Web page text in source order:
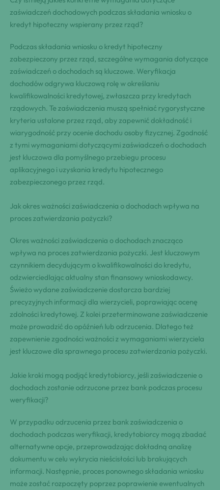
zaświadczeń dochodowych podczas składania wniosku o
kredyt hipoteczny wspierany przez rząd?
Podczas składania wniosku o kredyt hipoteczny
zabezpieczony przez rząd, szczególne wymagania dotyczące
zaświadczeń o dochodach są kluczowe. Weryfikacja
dochodów odgrywa kluczową rolę w określaniu
kwalifikowalności kredytowej, zwłaszcza przy kredytach
rządowych. Te zaświadczenia muszą spełniać rygorystyczne
kryteria ustalone przez rząd, aby zapewnić dokładność i
wiarygodność przy ocenie dochodu osoby fizycznej. Zgodność
z tymi wymaganiami dotyczącymi zaświadczeń o dochodach
jest kluczowa dla pomyślnego przebiegu procesu
aplikacyjnego i uzyskania kredytu hipotecznego
zabezpieczonego przez rząd.
Jak okres ważności zaświadczenia o dochodach wpływa na
proces zatwierdzania pożyczki?
Okres ważności zaświadczenia o dochodach znacząco
wpływa na proces zatwierdzania pożyczki. Jest kluczowym
czynnikiem decydującym o kwalifikowalności do kredytu,
odzwierciedlając aktualny stan finansowy wnioskodawcy.
Świeżo wydane zaświadczenie dostarcza bardziej
precyzyjnych informacji dla wierzycieli, poprawiając ocenę
zdolności kredytowej. Z kolei przeterminowane zaświadczenie
może prowadzić do opóźnień lub odrzucenia. Dlatego też
zapewnienie zgodności ważności z wymaganiami wierzyciela
jest kluczowe dla sprawnego procesu zatwierdzania pożyczki.
Jakie kroki mogą podjąć kredytobiorcy, jeśli zaświadczenie o
dochodach zostanie odrzucone przez bank podczas procesu
weryfikacji?
W przypadku odrzucenia przez bank zaświadczenia o
dochodach podczas weryfikacji, kredytobiorcy mogą zbadać
alternatywne opcje, przeprowadzając dokładną analizę
dokumentu w celu wykrycia nieścisłości lub brakujących
informacji. Następnie, proces ponownego składania wniosku
może zostać rozpoczęty poprzez poprawienie ewentualnych